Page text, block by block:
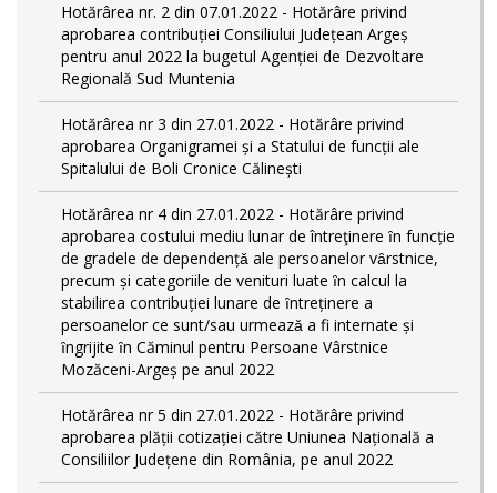
Hotărârea nr. 2 din 07.01.2022 - Hotărâre privind
aprobarea contribuției Consiliului Județean Argeș
pentru anul 2022 la bugetul Agenției de Dezvoltare
Regională Sud Muntenia
Hotărârea nr 3 din 27.01.2022 - Hotărâre privind
aprobarea Organigramei și a Statului de funcții ale
Spitalului de Boli Cronice Călinești
Hotărârea nr 4 din 27.01.2022 - Hotărâre privind
aprobarea costului mediu lunar de întreţinere ȋn funcție
de gradele de dependențǎ ale persoanelor vȃrstnice,
precum și categoriile de venituri luate ȋn calcul la
stabilirea contribuției lunare de ȋntreținere a
persoanelor ce sunt/sau urmeazǎ a fi internate și
ȋngrijite ȋn Căminul pentru Persoane Vârstnice
Mozăceni-Argeș pe anul 2022
Hotărârea nr 5 din 27.01.2022 - Hotărâre privind
aprobarea plății cotizației către Uniunea Națională a
Consiliilor Județene din România, pe anul 2022